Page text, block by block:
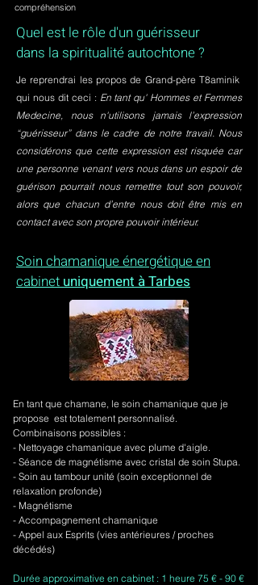
compréhension
Quel est le rôle d'un guérisseur
dans la spiritualité autochtone ?
Je reprendrai les propos de Grand-père T8aminik
qui nous dit ceci : En tant qu' Hommes et Femmes
Medecine, nous n'utilisons jamais l’expression
“guérisseur” dans le cadre de notre travail. Nous
considérons que cette expression est risquée car
une personne venant vers nous dans un espoir de
guérison pourrait nous remettre tout son pouvoir,
alors que chacun d’entre nous doit être mis en
contact avec son propre pouvoir intérieur.
Soin chamanique énergétique en
cabinet uniquement à Tarbes
En tant que chamane, le soin chamanique que je
propose est totalement personnalisé.
Combinaisons possibles :
- Nettoyage chamanique avec plume d'aigle.
- Séance de magnétisme avec cristal de soin Stupa.
- Soin au tambour unité (soin exceptionnel de
relaxation profonde)
- Magnétisme
- Accompagnement chamanique
- Appel aux Esprits (vies antérieures / proches
décédés)
Durée approximative en cabinet : 1 heure 75 € - 90 €